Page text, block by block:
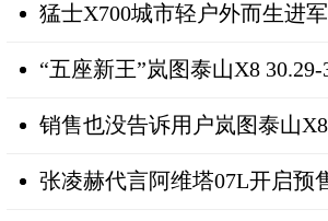
猛士X700城市轻户外而生进
“五座新王”岚图泰山X8 30.29-
销售也没告诉用户岚图泰山
张凌赫代言阿维塔07L开启预